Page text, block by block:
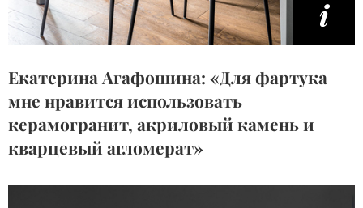
Екатерина Агафошина: «Для фартука
мне нравится использовать
керамогранит, акриловый камень и
кварцевый агломерат»